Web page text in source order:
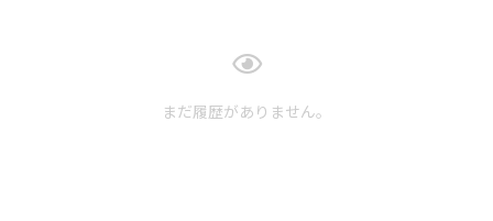
まだ履歴がありません。